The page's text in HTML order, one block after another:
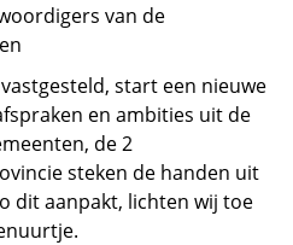
van de
vastgesteld, start een nieuwe
en ambities uit de
de 2
steken de handen uit
dit aanpakt, lichten wij toe